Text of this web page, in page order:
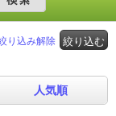
絞り込む
り込み解除
人気順